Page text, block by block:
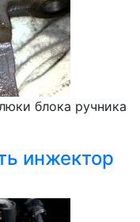
блока ручника
инжектор